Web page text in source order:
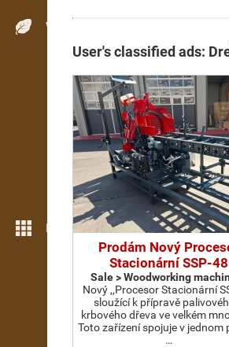
Wood Species
More features
User's classified ads:
Prodám Nový
Stacionární SSP-48
Sale > Woodworking
Nový ,,Procesor Stacionární
sloužící k přípravě
krbového dřeva ve velkém
Toto zařízení spojuje v jednom
…